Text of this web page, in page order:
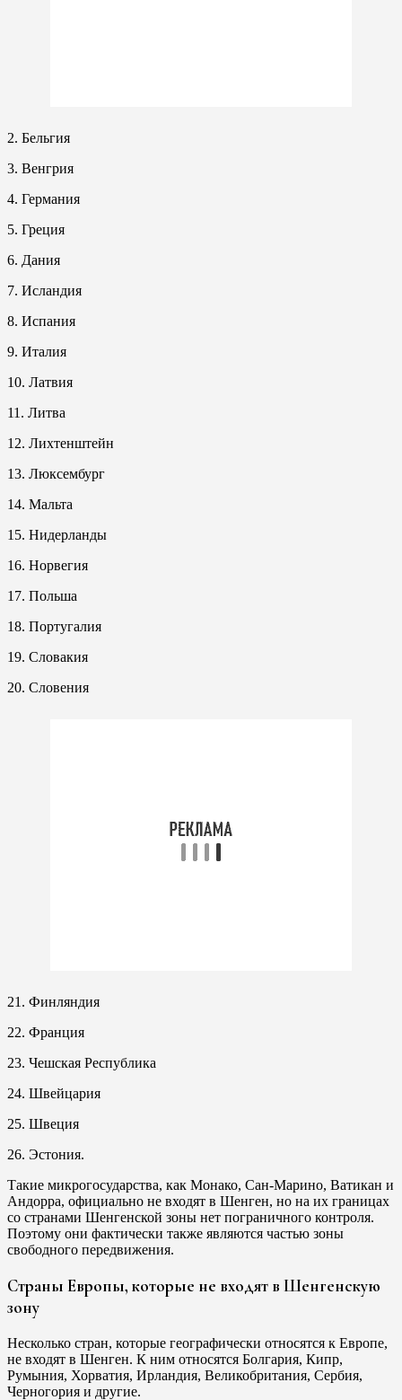
2. Бельгия
3. Венгрия
4. Германия
5. Греция
6. Дания
7. Исландия
8. Испания
9. Италия
10. Латвия
11. Литва
12. Лихтенштейн
13. Люксембург
14. Мальта
15. Нидерланды
16. Норвегия
17. Польша
18. Португалия
19. Словакия
20. Словения
21. Финляндия
22. Франция
23. Чешская Республика
24. Швейцария
25. Швеция
26. Эстония.
Такие микрогосударства, как Монако, Сан-Марино, Ватикан и
Андорра, официально не входят в Шенген, но на их границах
со странами Шенгенской зоны нет пограничного контроля.
Поэтому они фактически также являются частью зоны
свободного передвижения.
Страны Европы, которые не входят в Шенгенскую
зону
Несколько стран, которые географически относятся к Европе,
не входят в Шенген. К ним относятся Болгария, Кипр,
Румыния, Хорватия, Ирландия, Великобритания, Сербия,
Черногория и другие.